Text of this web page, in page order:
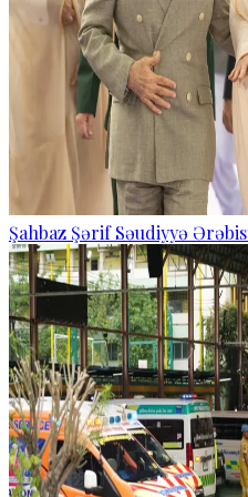
Şahbaz Şərif Səudiyyə